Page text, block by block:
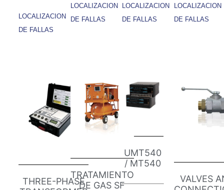
LOCALIZACION
DE FALLAS
LOCALIZACION
DE FALLAS
LOCALIZACION
DE FALLAS
LOCALIZACION
DE FALLAS
THREE-PHASE
TRATAMIENTO
DE GAS SF
UMT540
/ MT540
VALVES